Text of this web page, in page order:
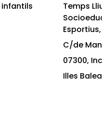
Temps
Esportius,
C/de
07300,
Illes